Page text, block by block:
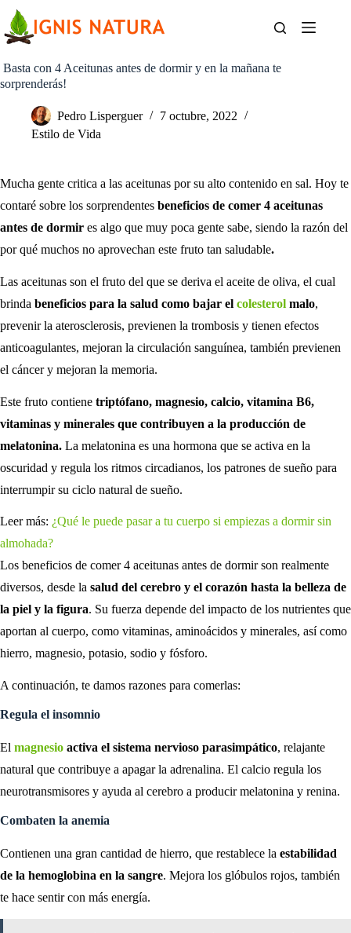
contenido
Basta con 4 Aceitunas antes de dormir y en la mañana te
sorprenderás!
Pedro Lisperguer
7 octubre, 2022
Estilo de Vida
Mucha gente critica a las aceitunas por su alto contenido en sal. Hoy te
contaré sobre los sorprendentes beneficios de comer 4 aceitunas
antes de dormir es algo que muy poca gente sabe, siendo la razón del
por qué muchos no aprovechan este fruto tan saludable.
Las aceitunas son el fruto del que se deriva el aceite de oliva, el cual
brinda beneficios para la salud como bajar el colesterol malo,
prevenir la aterosclerosis, previenen la trombosis y tienen efectos
anticoagulantes, mejoran la circulación sanguínea, también previenen
el cáncer y mejoran la memoria.
Este fruto contiene triptófano, magnesio, calcio, vitamina B6,
vitaminas y minerales que contribuyen a la producción de
melatonina. La melatonina es una hormona que se activa en la
oscuridad y regula los ritmos circadianos, los patrones de sueño para
interrumpir su ciclo natural de sueño.
Leer más: ¿Qué le puede pasar a tu cuerpo si empiezas a dormir sin
almohada?
Los beneficios de comer 4 aceitunas antes de dormir son realmente
diversos, desde la salud del cerebro y el corazón hasta la belleza de
la piel y la figura. Su fuerza depende del impacto de los nutrientes que
aportan al cuerpo, como vitaminas, aminoácidos y minerales, así como
hierro, magnesio, potasio, sodio y fósforo.
A continuación, te damos razones para comerlas:
Regula el insomnio
El magnesio activa el sistema nervioso parasimpático, relajante
natural que contribuye a apagar la adrenalina. El calcio regula los
neurotransmisores y ayuda al cerebro a producir melatonina y renina.
Combaten la anemia
Contienen una gran cantidad de hierro, que restablece la estabilidad
de la hemoglobina en la sangre. Mejora los glóbulos rojos, también
te hace sentir con más energía.